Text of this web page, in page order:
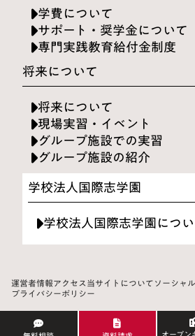
学費について
サポート・奨学金について
専門実践教育給付金制度
将来について
将来について
現場実習・イベント
グループ施設での実習
グループ施設の紹介
学校法人国際志学園
学校法人国際志学園につ
運営者情報アクセス当サイトについてソーシャ
プライバシーポリシー